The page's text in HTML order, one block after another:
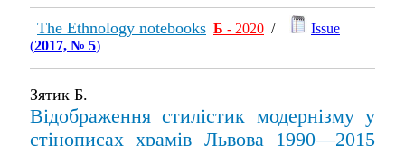
The Ethnology notebooks Б - 2020 /
Issue
(2017, № 5)
Зятик Б.
Відображення стилістик модернізму у
стінописах храмів Львова 1990—2015